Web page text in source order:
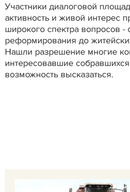
Участники диалоговой
активность и живой интерес
широкого спектра вопросов -
реформирования до
Нашли разрешение многие
интересовавшие
возможность высказаться.